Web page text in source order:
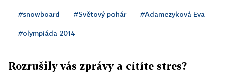
#snowboard #Světový pohár #Adamczyková Eva
#olympiáda 2014
Rozrušily vás zprávy a cítíte stres?